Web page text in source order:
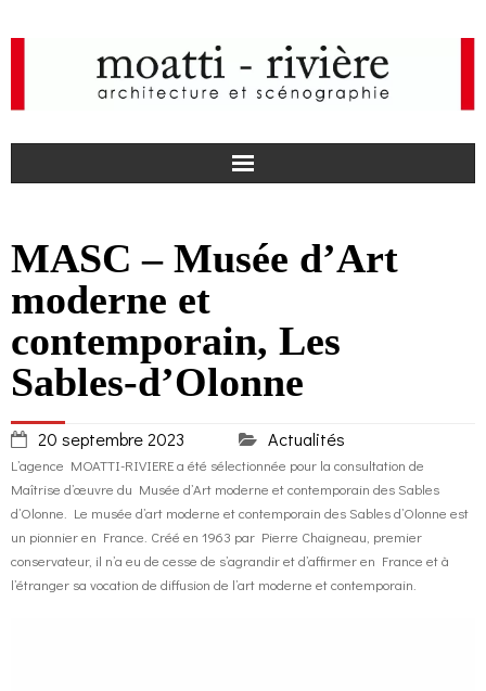
a
c
e
b
o
k
I
n
s
t
g
r
actualités
agence
projets
médias
contact
FR
MASC – Musée d’Art
moderne et
contemporain, Les
Sables-d’Olonne
20 septembre 2023 Actualités
L’agence MOATTI-RIVIERE a été sélectionnée pour la consultation de
Maîtrise d’œuvre du Musée d’Art moderne et contemporain des Sables
d’Olonne. Le musée d’art moderne et contemporain des Sables d’Olonne est
un pionnier en France. Créé en 1963 par Pierre Chaigneau, premier
conservateur, il n’a eu de cesse de s’agrandir et d’affirmer en France et à
l’étranger sa vocation de diffusion de l’art moderne et contemporain.